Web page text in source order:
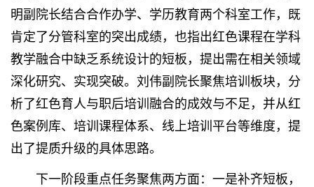
明副院长结合合作办学、学历教育两个科室工作，既
肯定了分管科室的突出成绩，也指出红色课程在学科
教学融合中缺乏系统设计的短板，提出需在相关领域
深化研究、实现突破。刘伟副院长聚焦培训板块，分
析了红色育人与职后培训融合的成效与不足，并从红
色案例库、培训课程体系、线上培训平台等维度，提
出了提质升级的具体思路。
下一阶段重点任务聚焦两方面：一是补齐短板，